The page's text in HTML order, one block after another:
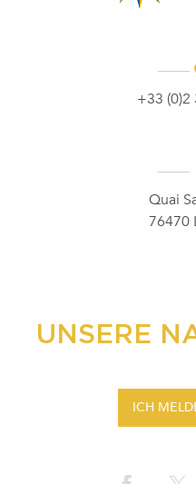
+33 (0)2
Quai
76470
UNSERE
ICH